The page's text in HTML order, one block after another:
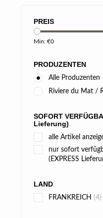
PREIS
Min: €0
PRODUZENTEN
Alle Produzenten
Riviere du Mat /
SOFORT
Lieferung)
alle Artikel
nur sofort
(EXPRESS
LAND
FRANKREICH (4)